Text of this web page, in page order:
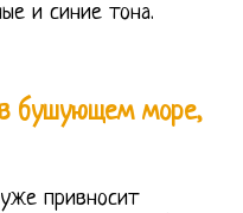
и синие тона.
в бушующем море,
привносит